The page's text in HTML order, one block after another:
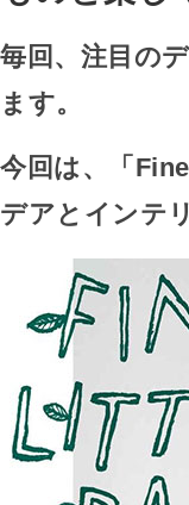
毎回、注目の
ます。
今回は、「
デアとインテ